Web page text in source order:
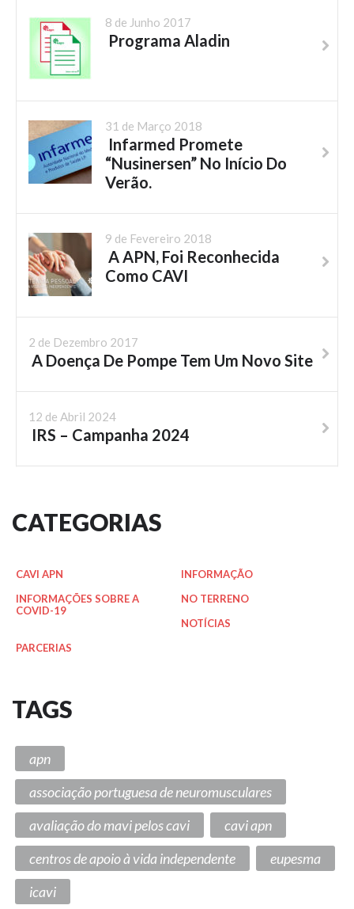
8 de Junho 2017
Programa Aladin
31 de Março 2018
Infarmed Promete
“Nusinersen” No Início Do
Verão.
9 de Fevereiro 2018
A APN, Foi Reconhecida
Como CAVI
2 de Dezembro 2017
A Doença De Pompe Tem Um Novo Site
12 de Abril 2024
IRS – Campanha 2024
CATEGORIAS
CAVI APN
INFORMAÇÃO
INFORMAÇÕES SOBRE A
COVID-19
NO TERRENO
NOTÍCIAS
PARCERIAS
TAGS
apn
associação portuguesa de neuromusculares
avaliação do mavi pelos cavi
cavi apn
centros de apoio à vida independente
eupesma
icavi